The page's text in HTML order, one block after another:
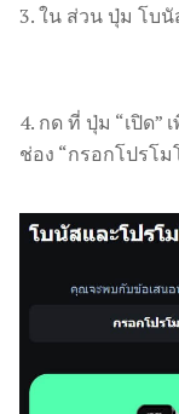
3. ใน ส่วน ปุ่ม โบ
4. กด ที่ ปุ่ม “เปิด
ช่อง “กรอกโปรโ